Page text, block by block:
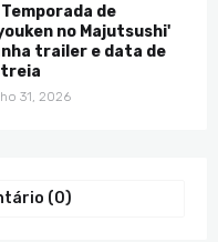
Temporada de
no Majutsushi'
trailer e data de
31, 2026
(0)